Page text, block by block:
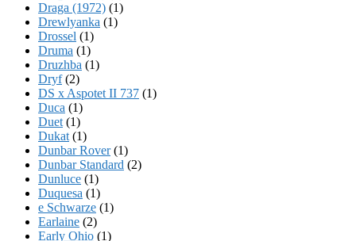
Draga (1972) (1)
Drewlyanka (1)
Drossel (1)
Druma (1)
Druzhba (1)
Dryf(2)
DS x Aspotet II 737 (1)
Duca (1)
Duet (1)
Dukat (1)
Dunbar Rover(1)
Dunbar Standard (2)
Dunluce (1)
Duquesa (1)
e Schwarze (1)
Earlaine (2)
Early Ohio (1)